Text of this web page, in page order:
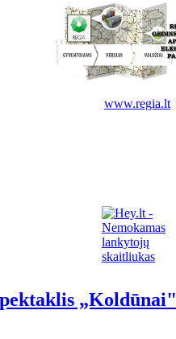
www.regia.lt
„Koldūnai"